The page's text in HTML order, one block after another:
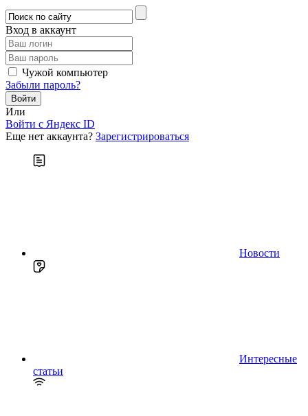
Вход в аккаунт
Чужой компьютер
Забыли пароль?
Или
Войти c Яндекс ID
Еще нет аккаунта? Зарегистрироваться
Новости
Интересные
статьи